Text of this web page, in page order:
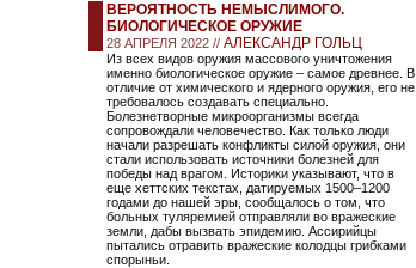
ВЕРОЯТНОСТЬ НЕМЫСЛИМОГО.
БИОЛОГИЧЕСКОЕ ОРУЖИЕ
28 АПРЕЛЯ 2022 // АЛЕКСАНДР ГОЛЬЦ
Из всех видов оружия массового уничтожения
именно биологическое оружие – самое древнее. В
отличие от химического и ядерного оружия, его не
требовалось создавать специально.
Болезнетворные микроорганизмы всегда
сопровождали человечество. Как только люди
начали разрешать конфликты силой оружия, они
стали использовать источники болезней для
победы над врагом. Историки указывают, что в
еще хеттских текстах, датируемых 1500–1200
годами до нашей эры, сообщалось о том, что
больных туляремией отправляли во вражеские
земли, дабы вызвать эпидемию. Ассирийцы
пытались отравить вражеские колодцы грибками
спорыньи.